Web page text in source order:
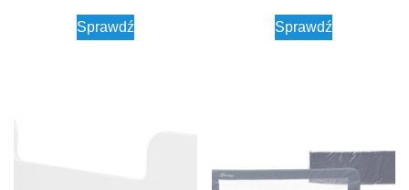
Sprawdź Sprawdź